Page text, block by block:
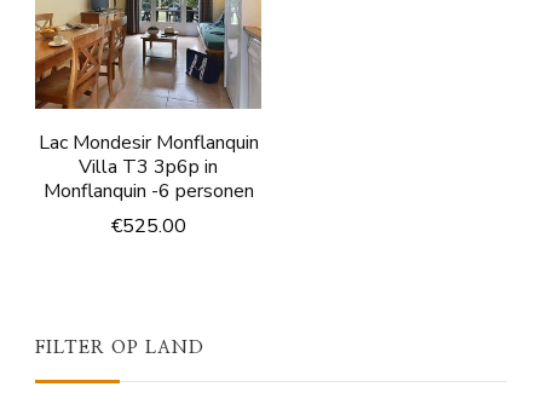
Lac Mondesir Monflanquin
Villa T3 3p6p in
Monflanquin -6 personen
€525.00
FILTER OP LAND